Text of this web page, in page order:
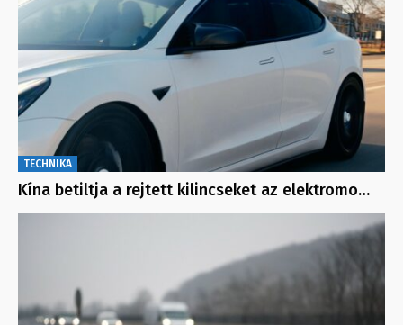
TECHNIKA
Kína betiltja a rejtett kilincseket az elektromo…